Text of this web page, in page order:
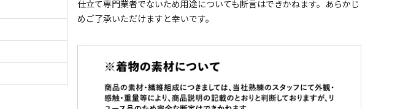
仕立て専門業者でないため用途についても断言はできかねます。あらかじ
めご了承いただけますと幸いです。